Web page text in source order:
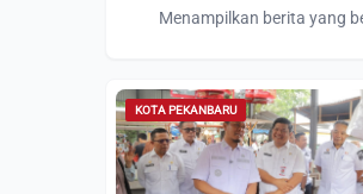
Menampilkan berita yang
KOTA PEKANBARU